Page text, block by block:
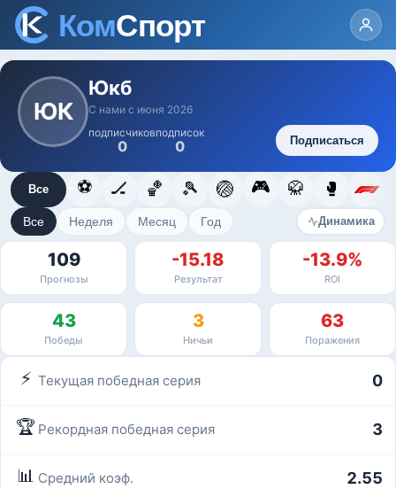
ЮК
Юкб
С нами с июня 2026
подписчиков
0
подписок
0 Подписаться
Все ⚽ 🏒 🏀 🎾 🏐 🎮 🥋 🥊
Все Неделя Месяц Год Динамика
109
Прогнозы
-15.18
Результат
-13.9%
ROI
43
Победы
3
Ничьи
63
Поражения
⚡ Текущая победная серия 0
🏆 Рекордная победная серия 3
📊 Средний коэф. 2.55